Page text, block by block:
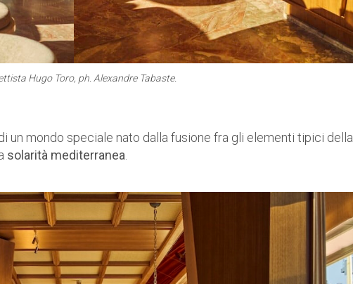
Hugo Toro, ph. Alexandre Tabaste.
un mondo speciale nato dalla fusione fra gli elementi tipici della
solarità mediterranea